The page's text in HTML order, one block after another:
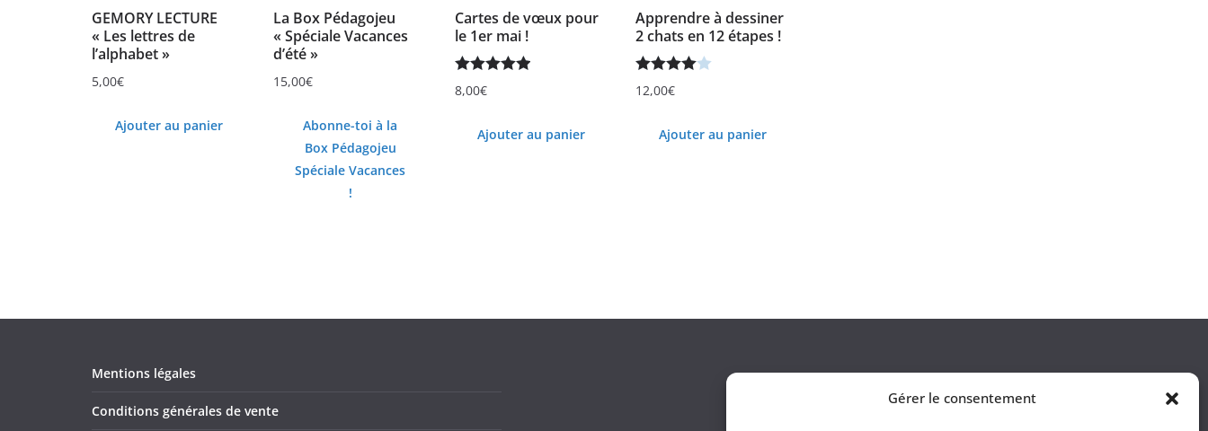
Gérer le consentement
GEMORY LECTURE
« Les lettres de
l’alphabet »
5,00€
Ajouter au panier
La Box Pédagojeu
« Spéciale Vacances
d’été »
15,00€
Abonne-toi à la
Box Pédagojeu
Spéciale Vacances
!
Cartes de vœux pour
le 1er mai !
Note5.00
8,00€
Ajouter au panier
Apprendre à dessiner
2 chats en 12 étapes !
Note4.00
12,00€
Ajouter au panier
Mentions légales
Conditions générales de vente